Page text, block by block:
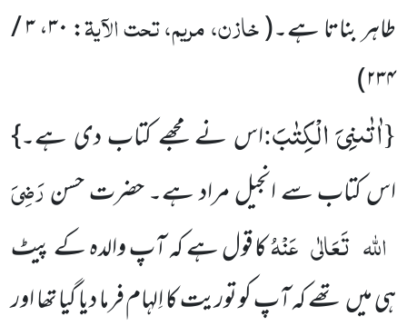
طاہر بناتا ہے۔(خازن، مریم، تحت الآیۃ:۳۰، ۳ /
۲۳۴)
{اٰتٰىنِیَ الْكِتٰبَ:اس نے مجھے کتاب دی ہے۔}
اس کتاب سے انجیل مراد ہے۔ حضرت حسنرَضِیَ
اللہ تَعَالٰی عَنْہُکا قول ہے کہ آپ والدہ کے پیٹ
ہی میں تھے کہ آپ کو توریت کا اِلہام فرما دیا گیا تھا اور